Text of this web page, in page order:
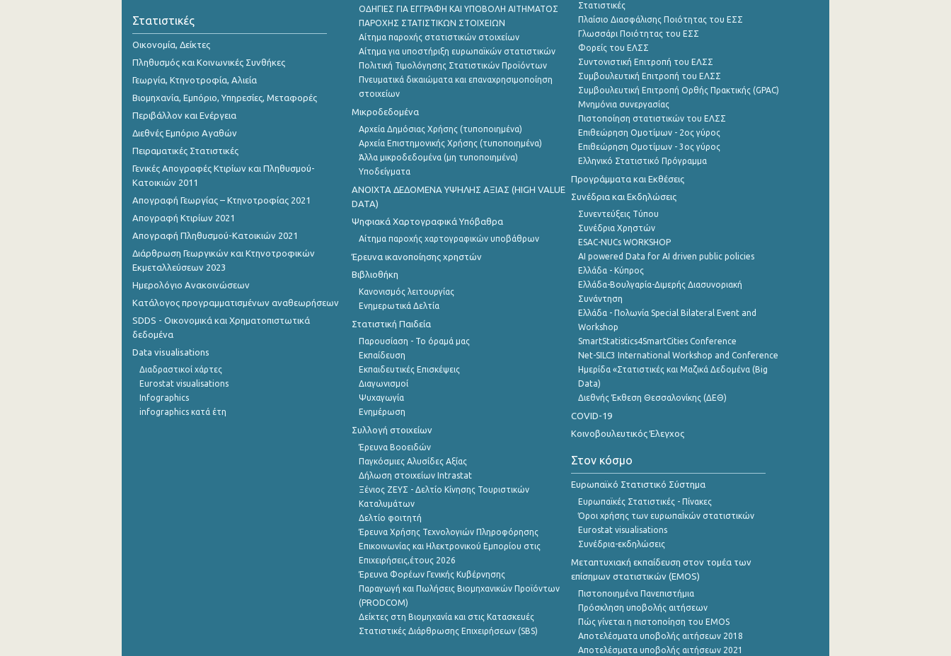
Στατιστικές
Οικονομία, Δείκτες
Πληθυσμός και Κοινωνικές Συνθήκες
Γεωργία, Κτηνοτροφία, Αλιεία
Βιομηχανία, Εμπόριο, Υπηρεσίες, Μεταφορές
Περιβάλλον και Ενέργεια
Διεθνές Εμπόριο Αγαθών
Πειραματικές Στατιστικές
Γενικές Απογραφές Κτιρίων και Πληθυσμού-
Κατοικιών 2011
Απογραφή Γεωργίας – Κτηνοτροφίας 2021
Απογραφή Κτιρίων 2021
Απογραφή Πληθυσμού-Κατοικιών 2021
Διάρθρωση Γεωργικών και Κτηνοτροφικών
Εκμεταλλεύσεων 2023
Ημερολόγιο Ανακοινώσεων
Κατάλογος προγραμματισμένων αναθεωρήσεων
SDDS - Οικονομικά και Χρηματοπιστωτικά
δεδομένα
Data visualisations
Διαδραστικοί χάρτες
Eurostat visualisations
Infographics
infographics κατά έτη
ΟΔΗΓΙΕΣ ΓΙΑ ΕΓΓΡΑΦΗ ΚΑΙ ΥΠΟΒΟΛΗ ΑΙΤΗΜΑΤΟΣ
ΠΑΡΟΧΗΣ ΣΤΑΤΙΣΤΙΚΩΝ ΣΤΟΙΧΕΙΩΝ
Αίτημα παροχής στατιστικών στοιχείων
Αίτημα για υποστήριξη ευρωπαϊκών στατιστικών
Πολιτική Τιμολόγησης Στατιστικών Προϊόντων
Πνευματικά δικαιώματα και επαναχρησιμοποίηση
στοιχείων
Μικροδεδομένα
Αρχεία Δημόσιας Χρήσης (τυποποιημένα)
Αρχεία Επιστημονικής Χρήσης (τυποποιημένα)
Άλλα μικροδεδομένα (μη τυποποιημένα)
Υποδείγματα
ANOIXTA ΔΕΔΟΜΕΝΑ ΥΨΗΛΗΣ ΑΞΙΑΣ (HIGH VALUE
DATA)
Ψηφιακά Χαρτογραφικά Υπόβαθρα
Αίτημα παροχής χαρτογραφικών υποβάθρων
Έρευνα ικανοποίησης χρηστών
Βιβλιοθήκη
Κανονισμός λειτουργίας
Ενημερωτικά Δελτία
Στατιστική Παιδεία
Παρουσίαση - Το όραμά μας
Εκπαίδευση
Εκπαιδευτικές Επισκέψεις
Διαγωνισμοί
Ψυχαγωγία
Ενημέρωση
Συλλογή στοιχείων
Έρευνα Βοοειδών
Παγκόσμιες Αλυσίδες Αξίας
Δήλωση στοιχείων Intrastat
Ξένιος ΖΕΥΣ - Δελτίο Κίνησης Τουριστικών
Καταλυμάτων
Δελτίο φοιτητή
Έρευνα Χρήσης Τεχνολογιών Πληροφόρησης
Επικοινωνίας και Ηλεκτρονικού Εμπορίου στις
Επιχειρήσεις,έτους 2026
Έρευνα Φορέων Γενικής Κυβέρνησης
Παραγωγή και Πωλήσεις Βιομηχανικών Προϊόντων
(PRODCOM)
Δείκτες στη Βιομηχανία και στις Κατασκευές
Στατιστικές Διάρθρωσης Επιχειρήσεων (SBS)
Στατιστικές
Πλαίσιο Διασφάλισης Ποιότητας του ΕΣΣ
Γλωσσάρι Ποιότητας του ΕΣΣ
Φορείς του ΕΛΣΣ
Συντονιστική Επιτροπή του ΕΛΣΣ
Συμβουλευτική Επιτροπή του ΕΛΣΣ
Συμβουλευτική Επιτροπή Ορθής Πρακτικής (GPAC)
Μνημόνια συνεργασίας
Πιστοποίηση στατιστικών του ΕΛΣΣ
Επιθεώρηση Ομοτίμων - 2ος γύρος
Επιθεώρηση Ομοτίμων - 3ος γύρος
Ελληνικό Στατιστικό Πρόγραμμα
Προγράμματα και Εκθέσεις
Συνέδρια και Εκδηλώσεις
Συνεντεύξεις Τύπου
Συνέδρια Χρηστών
ESAC-NUCs WORKSHOP
AI powered Data for AI driven public policies
Ελλάδα - Κύπρος
Ελλάδα-Βουλγαρία-Διμερής Διασυνοριακή
Συνάντηση
Ελλάδα - Πολωνία Special Bilateral Event and
Workshop
SmartStatistics4SmartCities Conference
Net-SILC3 International Workshop and Conference
Ημερίδα «Στατιστικές και Μαζικά Δεδομένα (Big
Data)
Διεθνής Έκθεση Θεσσαλονίκης (ΔΕΘ)
COVID-19
Κοινοβουλευτικός Έλεγχος
Στον κόσμο
Ευρωπαϊκό Στατιστικό Σύστημα
Ευρωπαϊκές Στατιστικές - Πίνακες
Όροι χρήσης των ευρωπαΪκών στατιστικών
Eurostat visualisations
Συνέδρια-εκδηλώσεις
Μεταπτυχιακή εκπαίδευση στον τομέα των
επίσημων στατιστικών (EMOS)
Πιστοποιημένα Πανεπιστήμια
Πρόσκληση υποβολής αιτήσεων
Πώς γίνεται η πιστοποίηση του EMOS
Αποτελέσματα υποβολής αιτήσεων 2018
Αποτελέσματα υποβολής αιτήσεων 2021